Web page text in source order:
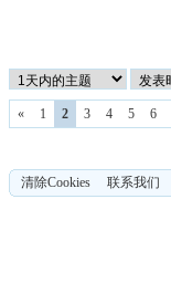
« 1 2 3 4 5 6
清除Cookies 联系我们